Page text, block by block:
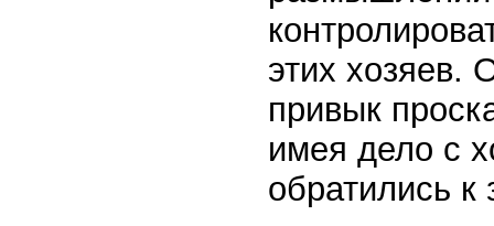
этих хозяев.
привык
имея дело с
обратились к